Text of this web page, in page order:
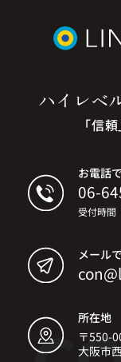
ハイレベ
「信
お電話
06-
受付時
メール
所在地
〒550-
大阪市